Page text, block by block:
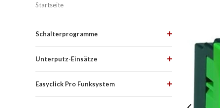
Startseite
Schalterprogramme
Unterputz-Einsätze
Easyclick Pro Funksystem